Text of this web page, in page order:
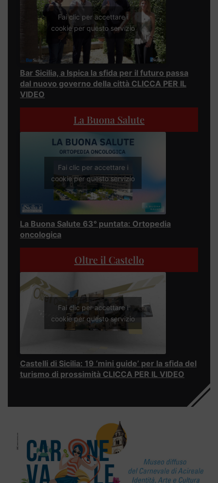
Fai clic per accettare i
cookie per questo servizio
Bar Sicilia, a Ispica la sfida per il futuro passa
dal nuovo governo della città CLICCA PER IL
VIDEO
La Buona Salute
Fai clic per accettare i
cookie per questo servizio
La Buona Salute 63° puntata: Ortopedia
oncologica
Oltre il Castello
Fai clic per accettare i
cookie per questo servizio
Castelli di Sicilia: 19 ‘mini guide’ per la sfida del
turismo di prossimità CLICCA PER IL VIDEO